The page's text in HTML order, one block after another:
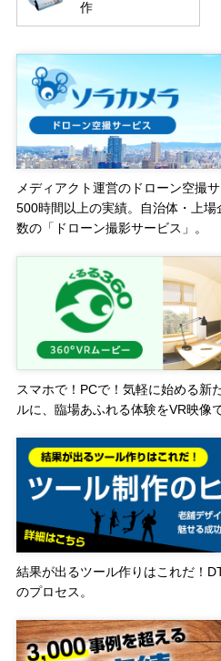
作
メディアクト運営のドローン空撮
500時間以上の実績。自治体・上
数の「ドローン撮影サービス」。
スマホで！PCで！気軽に始める新
ルに、臨場あふれる体験をVR映像で
結果が出るツール作りはこれだ！
のプロセス。